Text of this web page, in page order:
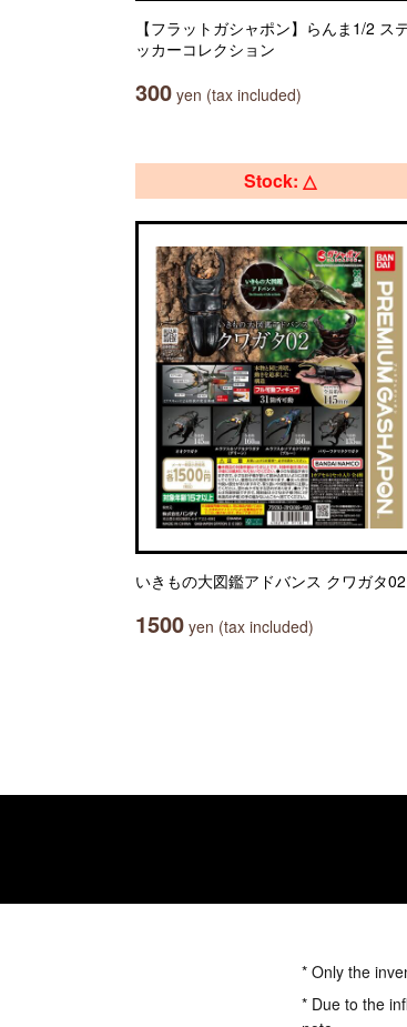
【フラットガシャポン】らんま1/2 ス
ッカーコレクション
300 yen (tax included)
Stock: △
いきもの大図鑑アドバンス クワガタ02
1500 yen (tax included)
* Only the
* Due to the